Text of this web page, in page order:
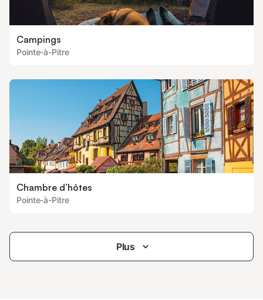
Campings
Pointe-à-Pitre
Chambre d’hôtes
Pointe-à-Pitre
Plus